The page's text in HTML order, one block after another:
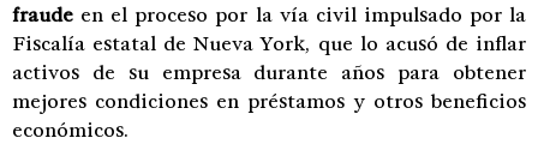
fraude en el proceso por la vía civil impulsado por la
Fiscalía estatal de Nueva York, que lo acusó de inflar
activos de su empresa durante años para obtener
mejores condiciones en préstamos y otros beneficios
económicos.